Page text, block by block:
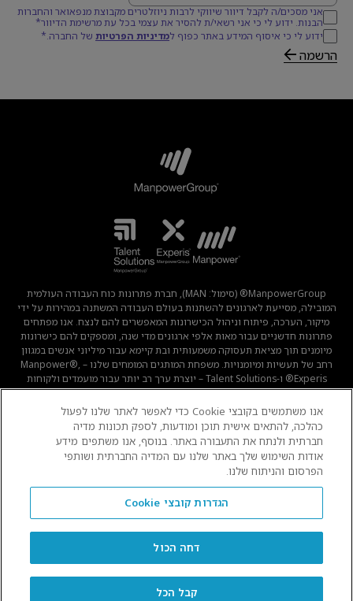
אני מסכים/ה לקבל דיוור שיווקי לרבות ניוזלטרים מקבוצת מנפאואר והחברות
הבנות. ידוע לי כי אני רשאי/ת להסיר את עצמי בכל עת מרשימת הדיוור*
ידוע לי כי איסוף המידע באתר כפוף למדיניות הפרטיות של החברה.*
הרשמה
ManpowerGroup® (סימול: MAN), חברת פתרונות כוח העבודה העולמית
המובילה, מסייעת לארגונים להשתנות בעולם העבודה המשתנה במהירות על ידי
מיקור, הערכה, פיתוח וניהול הכישרונות המאפשרים להם לנצח. אנו מפתחים
פתרונות חדשניים עבור מאות אלפי ארגונים מדי שנה, ומספקים להם כישרונות
מיומנים תוך מציאת תעסוקה משמעותית ובת קיימא עבור מיליוני אנשים במגוון
רחב של תעשיות ומיומנויות. משפחת המותגים המומחים שלנו – Manpower®,
Experis® ו-Talent Solutions – יוצרת ערך רב יותר עבור מועמדים ולקוחות
ב-80 מדינות וטריטוריות, ועשתה זאת במשך 70 שנה.
תנאי שימושמדיניות קוקיז מדיניות פרטיות
עברית
אנו משתמשים בקובצי Cookie כדי לאפשר לאתר שלנו לפעול
כהלכה, להתאים אישית תוכן ומודעות, לספק תכונות מדיה
חברתית ולנתח את התעבורה באתר. בנוסף, אנו משתפים מידע
אודות השימוש שלך באתר שלנו עם המדיה החברתית ושותפי
הפרסום והניתוח שלנו.
הגדרות קובצי Cookie
דחה הכול
קבל הכל